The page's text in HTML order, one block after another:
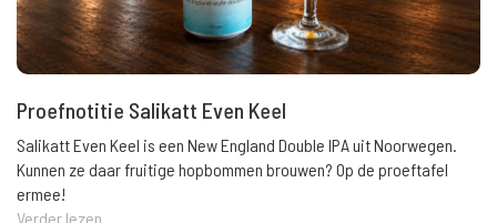
Proefnotitie Salikatt Even Keel
Salikatt Even Keel is een New England Double IPA uit Noorwegen.
Kunnen ze daar fruitige hopbommen brouwen? Op de proeftafel
ermee!
Verder lezen